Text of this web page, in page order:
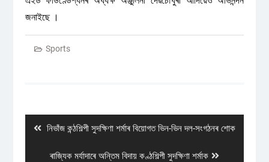
জনাইছে ।
Sports
Previous
নিভাঁজ কন্ঠশিল্পী সুদক্ষিণা শৰ্মাৰ বিয়োগত ভিন-ভিন দল-সংগঠনৰ শোক
Next
ৰাজ্যিক মৰ্যাদাৰে অন্তিম বিদায় কণ্ঠশিল্পী সুদক্ষিণা শৰ্মাক